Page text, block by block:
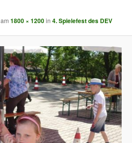
am1800 × 1200in4. Spielefest des DEV